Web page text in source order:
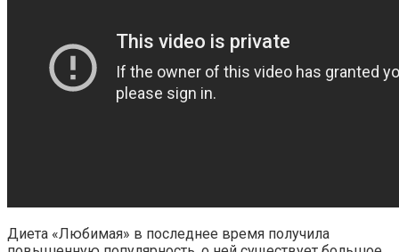
Диета «Любимая» в последнее время получила